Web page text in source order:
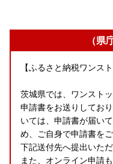
（県
【ふるさと納税ワンス
茨城県では、ワンスト
申請書をお送りしてお
いては、申請書が届い
め、ご自身で申請書を
下記送付先へ提出いた
また、オンライン申請